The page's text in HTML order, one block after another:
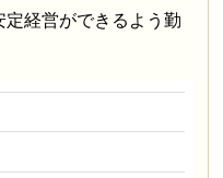
経営ができるよう勤